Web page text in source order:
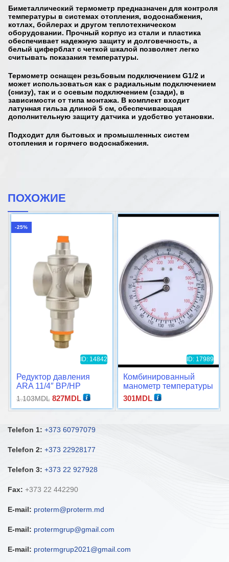
Биметаллический термометр предназначен для контроля
температуры в системах отопления, водоснабжения,
котлах, бойлерах и другом теплотехническом
оборудовании. Прочный корпус из стали и пластика
обеспечивает надежную защиту и долговечность, а
белый циферблат с четкой шкалой позволяет легко
считывать показания температуры.
Термометр оснащен резьбовым подключением G1/2 и
может использоваться как с радиальным подключением
(снизу), так и с осевым подключением (сзади), в
зависимости от типа монтажа. В комплект входит
латунная гильза длиной 5 см, обеспечивающая
дополнительную защиту датчика и удобство установки.
Подходит для бытовых и промышленных систем
отопления и горячего водоснабжения.
ПОХОЖИЕ
ID: 14842
-25%
Редуктор давления
ARA 11/4″ ВР/НР
1.103MDL Первоначальная
цена
1.103MDL.
827MDLТекущая
цена:
ID: 17989
Комбинированный
манометр температуры
и давления
301MDL
Telefon 1: +373 60797079
Telefon 2: +373 22928177
Telefon 3: +373 22 927928
Fax: +373 22 442290
E-mail: proterm@proterm.md
E-mail: protermgrup@gmail.com
E-mail: protermgrup2021@gmail.com